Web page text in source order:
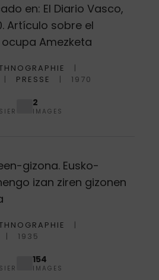
en: El Diario Vasco,
Artículo sobre el
Amezketa
PRESSE 1970
2
IMAGES
gizona. Eusko-
izan ziren gizonen
1935
154
IMAGES